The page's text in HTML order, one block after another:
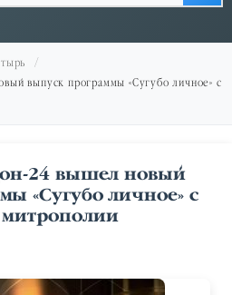
выпуск программы «Сугубо личное» с
24 вышел новый
«Сугубо личное» с